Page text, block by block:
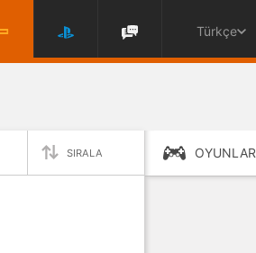
Türkçe
SIRALA OYUNLAR